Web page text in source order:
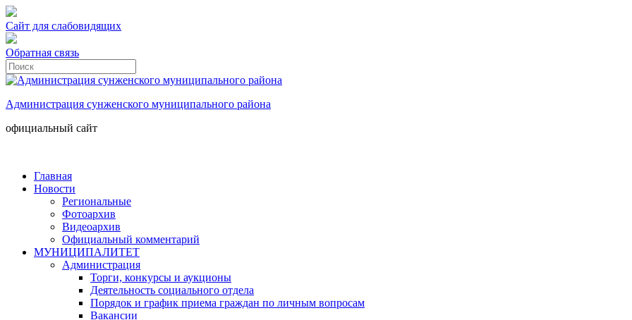
Сайт для слабовидящих
Обратная связь
Администрация сунженского муниципального района
официальный сайт
Главная
Новости
Региональные
Фотоархив
Видеоархив
Официальный комментарий
МУНИЦИПАЛИТЕТ
Администрация
Торги, конкурсы и аукционы
Деятельность социального отдела
Порядок и график приема граждан по личным вопросам
Вакансии